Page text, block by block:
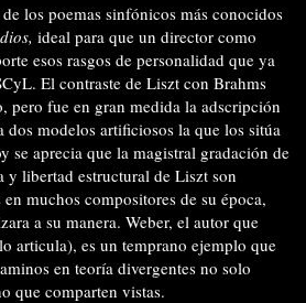
los poemas sinfónicos más conocidos
ideal para que un director como
esos rasgos de personalidad que ya
El contraste de Liszt con Brahms
pero fue en gran medida la adscripción
dos modelos artificiosos la que los sitúa
se aprecia que la magistral gradación de
y libertad estructural de Liszt son
muchos compositores de su época,
a su manera. Weber, el autor que
articula), es un temprano ejemplo que
en teoría divergentes no solo
que comparten vistas.